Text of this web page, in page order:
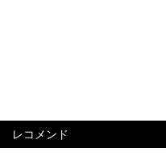
レコメンド